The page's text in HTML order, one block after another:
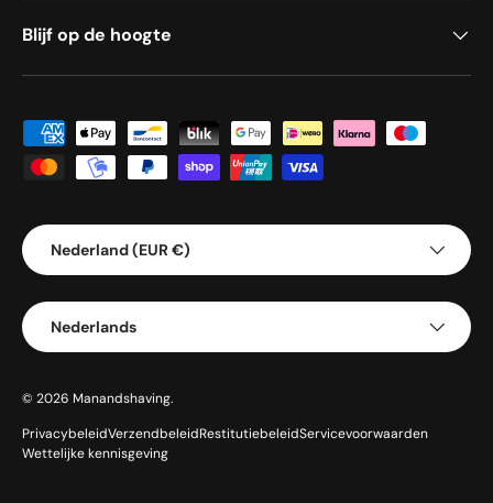
Blijf op de hoogte
Geaccepteerde betaalmethoden
Land/Regio
Nederland (EUR €)
Taal
Nederlands
© 2026 Manandshaving.
PrivacybeleidVerzendbeleidRestitutiebeleidServicevoorwaarden
Wettelijke kennisgeving